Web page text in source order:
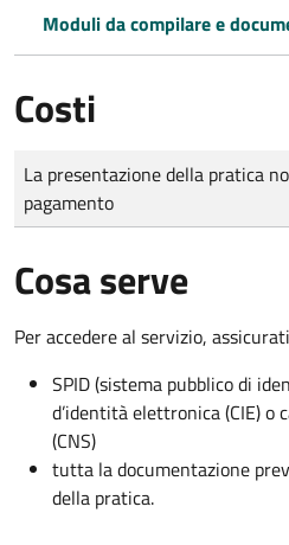
Moduli da compilare e
Costi
Tipo di pagamento
Importo
La presentazione della pratica
pagamento
Cosa serve
Per accedere al servizio,
SPID (sistema pubblico di
d’identità elettronica (CIE) o
(CNS)
tutta la documentazione
della pratica.